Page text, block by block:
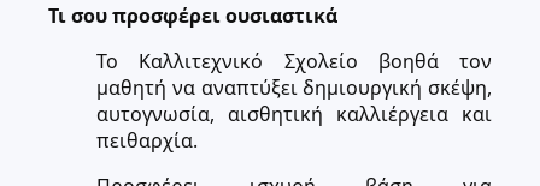
Τι σου προσφέρει ουσιαστικά
Το Καλλιτεχνικό Σχολείο βοηθά τον
μαθητή να αναπτύξει δημιουργική σκέψη,
αυτογνωσία, αισθητική καλλιέργεια και
πειθαρχία.